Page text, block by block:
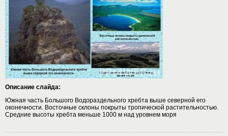
Описание слайда:
Южная часть Большого Водораздельного хребта выше северной его
оконечности. Восточные склоны покрыты тропической растительностью.
Средние высоты хребта меньше 1000 м над уровнем моря